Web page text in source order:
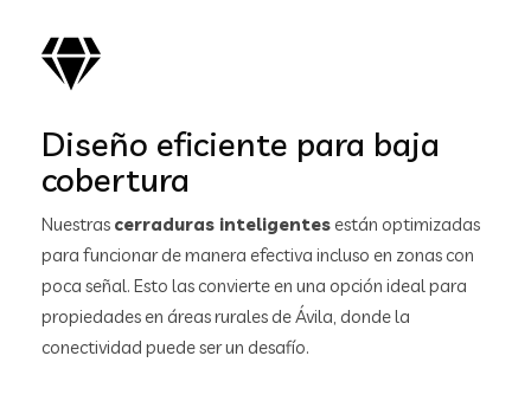
Diseño eficiente para baja
cobertura
Nuestras cerraduras inteligentes están optimizadas
para funcionar de manera efectiva incluso en zonas con
poca señal. Esto las convierte en una opción ideal para
propiedades en áreas rurales de Ávila, donde la
conectividad puede ser un desafío.